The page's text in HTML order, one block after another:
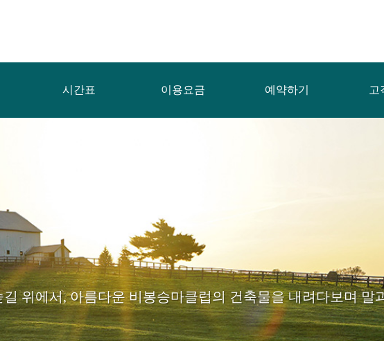
시간표 이용요금 예약하기 고
위에서, 아름다운 비봉승마클럽의 건축물을 내려다보며 말